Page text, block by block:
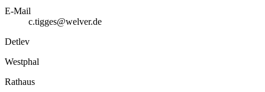
E-Mail
c.tigges@welver.de
Detlev
Westphal
Rathaus